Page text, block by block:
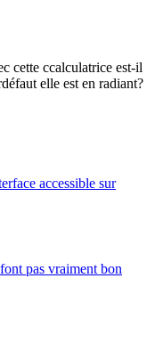
cette ccalculatrice est-il
elle est en radiant?
accessible sur
pas vraiment bon